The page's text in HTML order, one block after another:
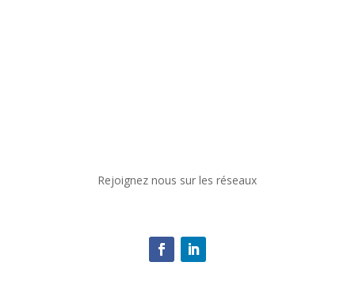
Rejoignez nous sur les réseaux